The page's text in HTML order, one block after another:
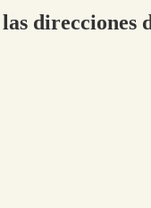
direcciones